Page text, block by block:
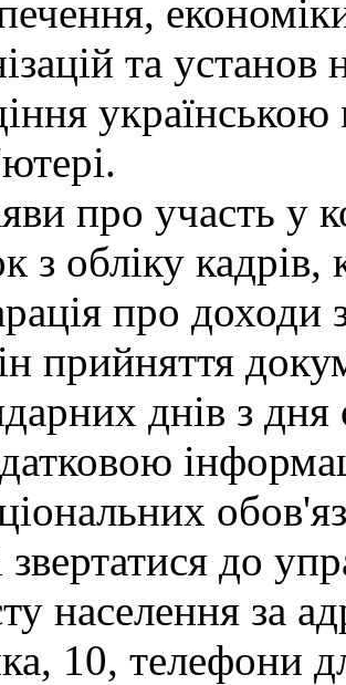
та
про участь у
з обліку
про доходи
прийняття
днів з
звертатися до
населення за
10, телефони